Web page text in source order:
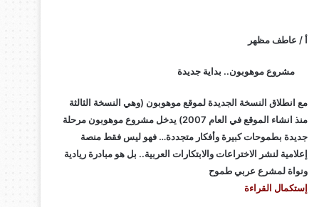
أ / عاطف مظهر
مشروع موهوبون.. بداية جديدة
مع انطلاق النسخة الجديدة لموقع موهوبون (وهي النسخة الثالثة
منذ انشاء الموقع في العام 2007) يدخل مشروع موهوبون مرحلة
جديدة بطموحات كبيرة وأفكار متجددة… فهو ليس فقط منصة
إعلامية لنشر الاختراعات والابتكارات العربية.. بل هو مبادرة ريادية
ونواة لمشرع عربي طموح
إستكمال القراءة